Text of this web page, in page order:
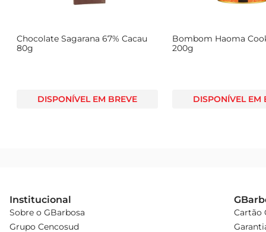
Chocolate Sagarana 67% Cacau
80g
DISPONÍVEL EM BREVE
Bombom Haoma
200g
DISPONÍVEL EM
Institucional
Sobre o GBarbosa
Grupo Cencosud
Cartão